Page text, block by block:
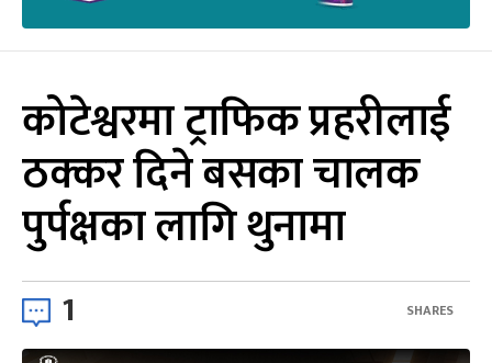
कोटेश्वरमा ट्राफिक प्रहरीलाई
ठक्कर दिने बसका चालक
पुर्पक्षका लागि थुनामा
1 SHARES